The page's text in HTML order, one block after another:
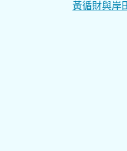
黃循財與岸